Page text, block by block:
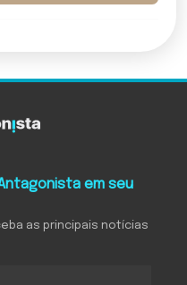
em seu
as principais notícias